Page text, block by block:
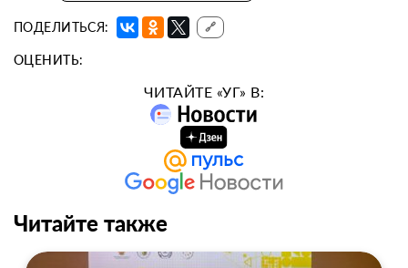
ПОДЕЛИТЬСЯ: 🔗
ОЦЕНИТЬ:
ЧИТАЙТЕ «УГ» В:
Читайте также